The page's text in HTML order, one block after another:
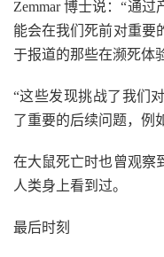
Zemmar 博士说：“通
能会在我们死前对重要
于报道的那些在濒死体
“这些发现挑战了我们
了重要的后续问题，例
在大鼠死亡时也曾观察
人类身上看到过。
最后时刻